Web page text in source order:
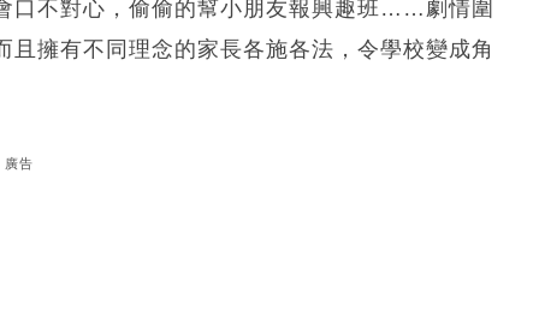
口不對心，偷偷的幫小朋友報興趣班……劇情圍
擁有不同理念的家長各施各法，令學校變成角
廣告